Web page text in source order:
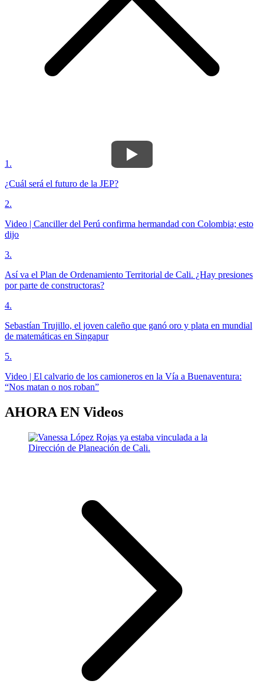
1 .
¿Cuál será el futuro de la JEP?
2.
Video | Canciller del Perú confirma hermandad con Colombia; esto
dijo
3.
Así va el Plan de Ordenamiento Territorial de Cali. ¿Hay presiones
por parte de constructoras?
4.
Sebastían Trujillo, el joven caleño que ganó oro y plata en mundial
de matemáticas en Singapur
5.
Video | El calvario de los camioneros en la Vía a Buenaventura:
“Nos matan o nos roban”
AHORA EN Videos